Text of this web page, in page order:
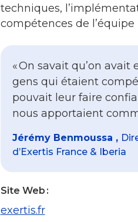
techniques,
compétences de l’équipe
« On savait qu’on avait
gens qui étaient
pouvait leur faire
nous apportaient
Jérémy Benmoussa ,
d’Exertis France & Iberia
Site Web :
exertis.fr